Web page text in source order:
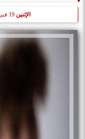
الإثنين 19 فبراير 2024